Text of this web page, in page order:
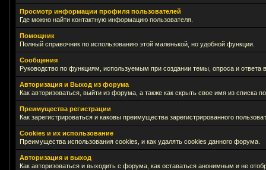
Просмотр информации профиля пользователей
Где можно найти контактную информацию пользователя.
Помощник
Полный справочник по использованию этой маленькой, но удобной функции.
Сообщения
Руководство по функциям, используемым при создании темы, опроса и ответа
Авторизация и Выход из форума
Как авторизоваться, выйти из форума, а также как скрыть свое имя из списка
Преимущества регистрации
Как зарегистрироваться и каковы преимущества зарегистрированного
Cookies и их использование
Преимущества использования cookies, и как удалять cookies данного форума.
Авторизация и выход
Как авторизоваться и выходить с форума, как оставаться анонимным и не